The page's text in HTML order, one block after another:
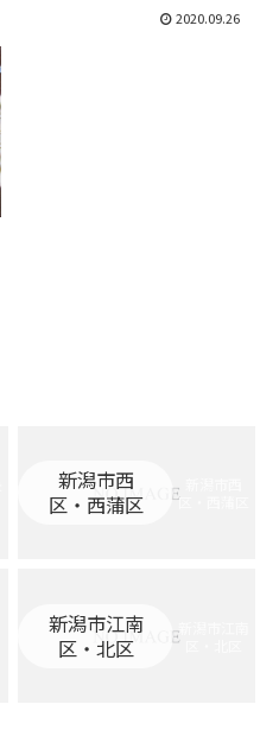
2020.09.26
新潟市西
区・西蒲区
区・西蒲区
新潟市江南
区・北区
新潟市江南